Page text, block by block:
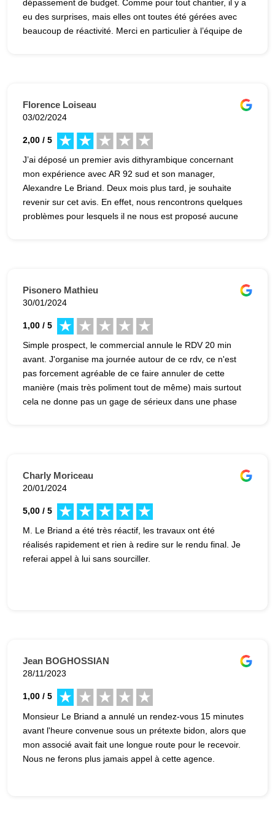
dépassement de budget. Comme pour tout chantier, il y a
eu des surprises, mais elles ont toutes été gérées avec
beaucoup de réactivité. Merci en particulier à l’équipe de
Florence Loiseau
03/02/2024
2,00 / 5
J’ai déposé un premier avis dithyrambique concernant
mon expérience avec AR 92 sud et son manager,
Alexandre Le Briand. Deux mois plus tard, je souhaite
revenir sur cet avis. En effet, nous rencontrons quelques
problèmes pour lesquels il ne nous est proposé aucune
Le Briand, citant la norme DTU 59.1, la qualité des
finitions s’apprécie uniquement à travers une lumière
Je vous laisse juges …
Pisonero Mathieu
30/01/2024
1,00 / 5
Simple prospect, le commercial annule le RDV 20 min
avant. J'organise ma journée autour de ce rdv, ce n'est
pas forcement agréable de ce faire annuler de cette
manière (mais très poliment tout de même) mais surtout
cela ne donne pas un gage de sérieux dans une phase
Charly Moriceau
20/01/2024
5,00 / 5
M. Le Briand a été très réactif, les travaux ont été
réalisés rapidement et rien à redire sur le rendu final. Je
referai appel à lui sans sourciller.
Jean BOGHOSSIAN
28/11/2023
1,00 / 5
Monsieur Le Briand a annulé un rendez-vous 15 minutes
avant l'heure convenue sous un prétexte bidon, alors que
mon associé avait fait une longue route pour le recevoir.
Nous ne ferons plus jamais appel à cette agence.